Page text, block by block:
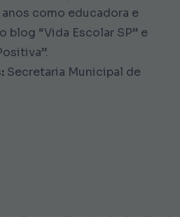
anos como educadora e
blog “Vida Escolar SP” e
Secretaria Municipal de